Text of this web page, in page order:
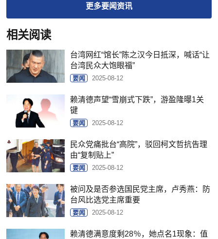
更多要闻资讯
相关阅读
台湾网红“馆长”陈之汉今日抵深，喊话“让
台湾民众大饱眼福”
要闻 2025-08-12
赖清德声望“雪崩式下跌”，游盈隆曝1关
键
要闻 2025-08-12
民众党痛批台“高院”，驳回柯文哲抗告理
由“复制贴上”
要闻 2025-08-12
被问及是否参选国民党主席，卢秀燕：防
台风比选党主席重要
要闻 2025-08-12
赖清德满意度剩28％，她点名1现象：值